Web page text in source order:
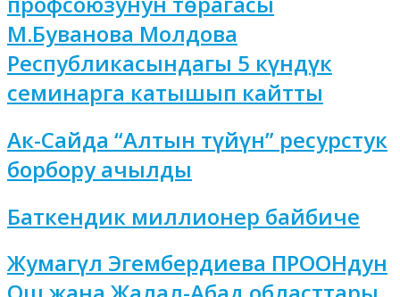
М.Буванова Молдова
Республикасындагы 5 күндүк
семинарга катышып кайтты
Ак-Сайда “Алтын түйүн” ресурстук
борбору ачылды
Баткендик миллионер байбиче
Жумагүл Эгембердиева ПРООНдун